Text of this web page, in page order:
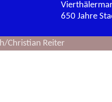
650 Jahre
Christian Reiter